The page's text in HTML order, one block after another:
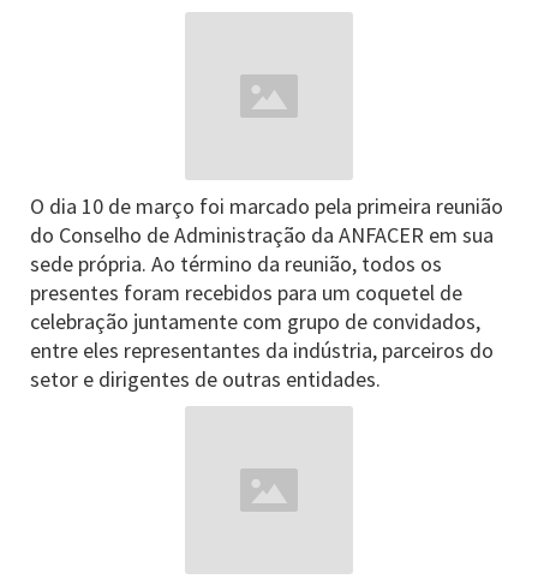
O dia 10 de março foi marcado pela primeira reunião
do Conselho de Administração da ANFACER em sua
sede própria. Ao término da reunião, todos os
presentes foram recebidos para um coquetel de
celebração juntamente com grupo de convidados,
entre eles representantes da indústria, parceiros do
setor e dirigentes de outras entidades.